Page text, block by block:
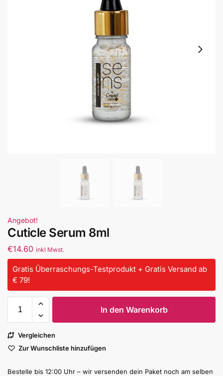
Angebot!
Cuticle Serum 8ml
€14.60 inkl Mwst.
Gratis Überraschungs-Testprodukt + Gratis Versand ab
€ 79!
In den Warenkorb
Vergleichen
Zur Wunschliste hinzufügen
Bestelle bis 12:00 Uhr – wir versenden dein Paket noch am selben